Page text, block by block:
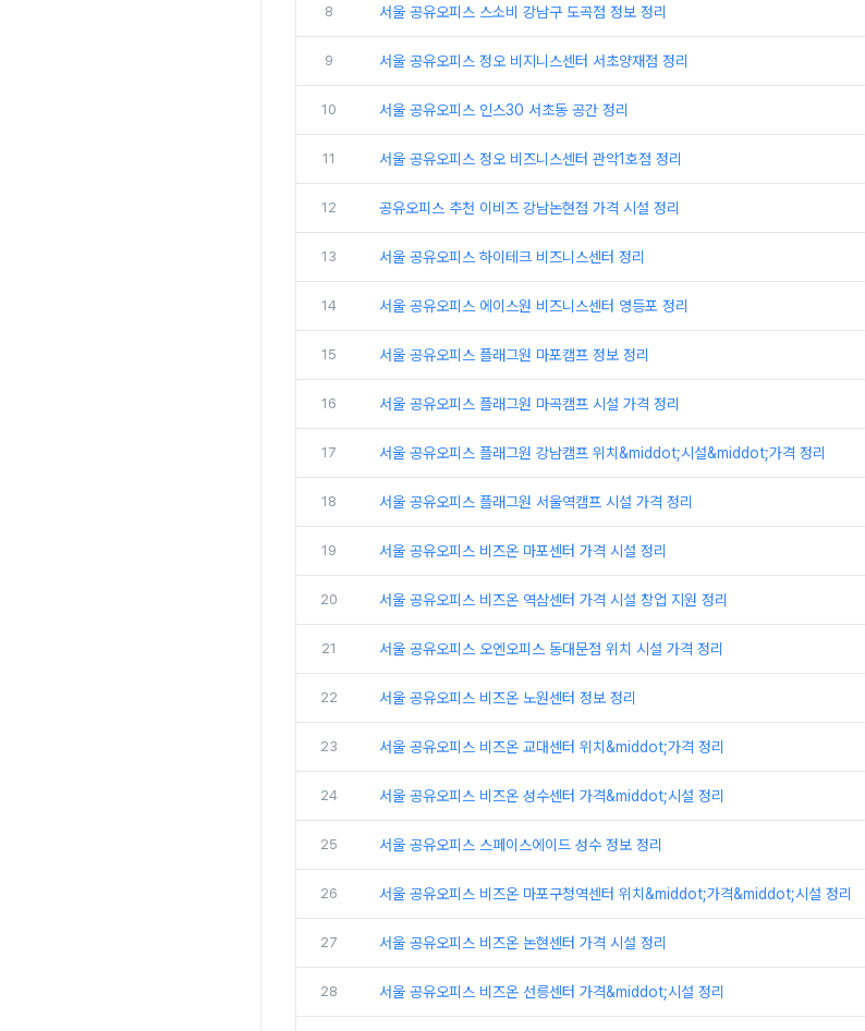
8 서울 공유오피스 스소비 강남구 도곡점 정보 정리
9 서울 공유오피스 정오 비지니스센터 서초양재점 정리
10 서울 공유오피스 인스30 서초동 공간 정리
11 서울 공유오피스 정오 비즈니스센터 관악1호점 정리
12 공유오피스 추천 이비즈 강남논현점 가격 시설 정리
13 서울 공유오피스 하이테크 비즈니스센터 정리
14 서울 공유오피스 에이스원 비즈니스센터 영등포 정리
15 서울 공유오피스 플래그원 마포캠프 정보 정리
16 서울 공유오피스 플래그원 마곡캠프 시설 가격 정리
17 서울 공유오피스 플래그원 강남캠프 위치&middot;시설&middot;가격 정리
18 서울 공유오피스 플래그원 서울역캠프 시설 가격 정리
19 서울 공유오피스 비즈온 마포센터 가격 시설 정리
20 서울 공유오피스 비즈온 역삼센터 가격 시설 창업 지원 정리
21 서울 공유오피스 오엔오피스 동대문점 위치 시설 가격 정리
22 서울 공유오피스 비즈온 노원센터 정보 정리
23 서울 공유오피스 비즈온 교대센터 위치&middot;가격 정리
24 서울 공유오피스 비즈온 성수센터 가격&middot;시설 정리
25 서울 공유오피스 스페이스에이드 성수 정보 정리
26 서울 공유오피스 비즈온 마포구청역센터 위치&middot;가격&middot;시설 정리
27 서울 공유오피스 비즈온 논현센터 가격 시설 정리
28 서울 공유오피스 비즈온 선릉센터 가격&middot;시설 정리